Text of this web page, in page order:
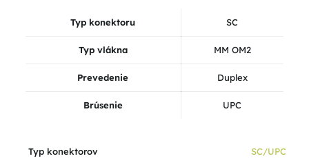
Typ konektoru SC
Typ vlákna MM OM2
Prevedenie Duplex
Brúsenie UPC
Typ konektorov SC/UPC